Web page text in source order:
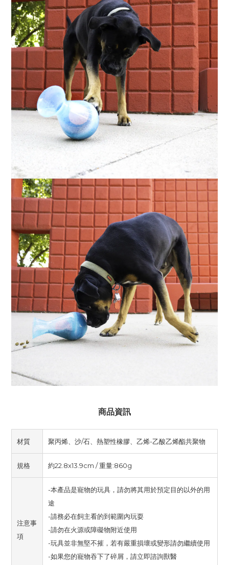
商品資訊
材質 聚丙烯、沙/石、熱塑性橡膠、乙烯-乙酸乙烯酯共聚物
規格 約22.8x13.9cm / 重量:860g
注意事
項
-本產品是寵物的玩具，請勿將其用於預定目的以外的用
途
-請務必在飼主看的到範圍內玩耍
-請勿在火源或障礙物附近使用
-玩具並非無堅不摧，若有嚴重損壞或變形請勿繼續使用
-如果您的寵物吞下了碎屑，請立即諮詢獸醫